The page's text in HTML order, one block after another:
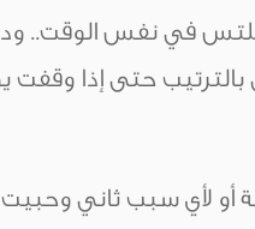
في نفس الوقت..
حتى إذا وقفت
الجامعة أو لأي سبب